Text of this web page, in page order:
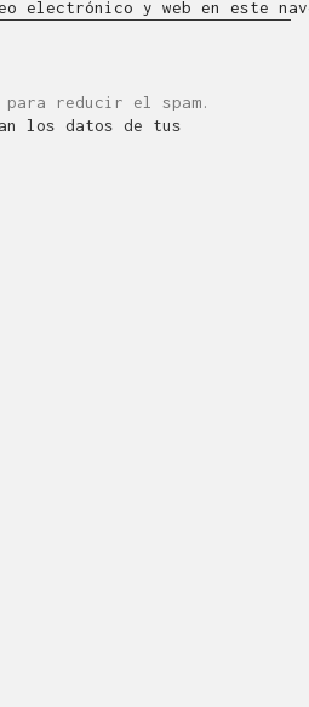
electrónico y web en este
reducir el spam.
los datos de tus